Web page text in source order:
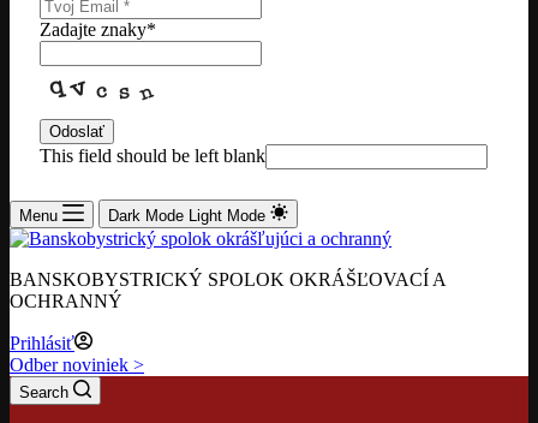
Zadajte znaky*
Odoslať
This field should be left blank
Menu Dark Mode Light Mode
BANSKOBYSTRICKÝ SPOLOK OKRÁŠĽOVACÍ A
OCHRANNÝ
Prihlásiť
Odber noviniek >
Search